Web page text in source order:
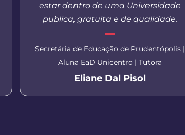
estar dentro de uma Universidade
publica, gratuita e de qualidade.
Secretária de Educação de Prudentópolis |
Aluna EaD Unicentro | Tutora
Eliane Dal Pisol